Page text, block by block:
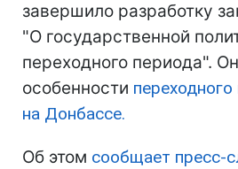
завершило разработку
"О государственной
переходного периода".
особенности
на Донбассе.
Об этом сообщает пресс-